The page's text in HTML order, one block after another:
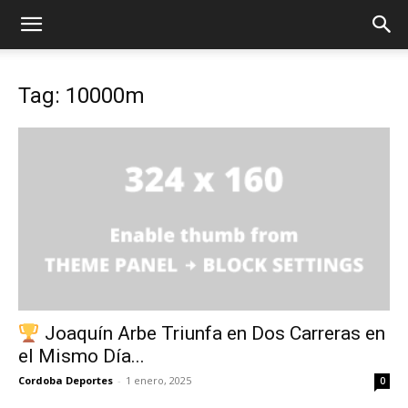
Tag: 10000m
Joaquín Arbe Triunfa en Dos Carreras en
el Mismo Día...
Cordoba Deportes - 1 enero, 2025 0